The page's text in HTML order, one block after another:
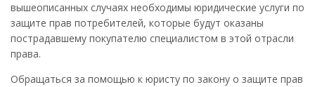
вышеописанных случаях необходимы юридические услуги по
защите прав потребителей, которые будут оказаны
пострадавшему покупателю специалистом в этой отрасли
права.
Обращаться за помощью к юристу по закону о защите прав